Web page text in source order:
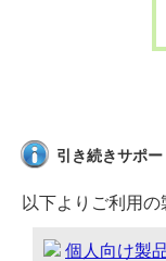
引き続きサポ
以下よりご利用
個人向け製